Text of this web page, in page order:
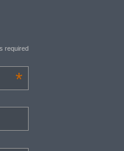
required
*